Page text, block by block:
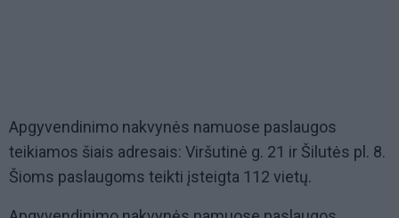
Apgyvendinimo nakvynės namuose paslaugos
teikiamos šiais adresais: Viršutinė g. 21 ir Šilutės pl. 8.
Šioms paslaugoms teikti įsteigta 112 vietų.